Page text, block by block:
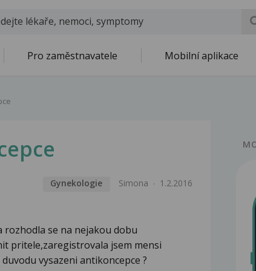
Pro zaměstnavatele Mobilní aplikace
Gynekologie Simona 1.2.2016
rozhodla se na nejakou dobu
pritele,zaregistrovala jsem mensi
vysazeni antikoncepce ?